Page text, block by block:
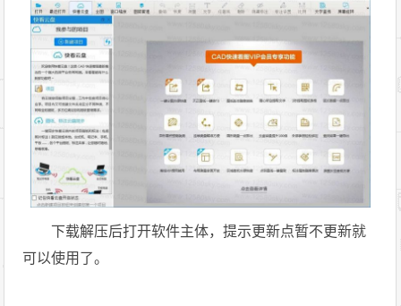
下载解压后打开软件主体，提示更新点暂不更新就
可以使用了。